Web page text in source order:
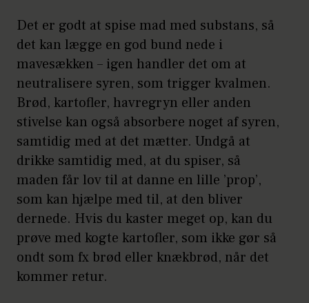
Det er godt at spise mad med substans, så
det kan lægge en god bund nede i
mavesækken – igen handler det om at
neutralisere syren, som trigger kvalmen.
Brød, kartofler, havregryn eller anden
stivelse kan også absorbere noget af syren,
samtidig med at det mætter. Undgå at
drikke samtidig med, at du spiser, så
maden får lov til at danne en lille ’prop’,
som kan hjælpe med til, at den bliver
dernede. Hvis du kaster meget op, kan du
prøve med kogte kartofler, som ikke gør så
ondt som fx brød eller knækbrød, når det
kommer retur.